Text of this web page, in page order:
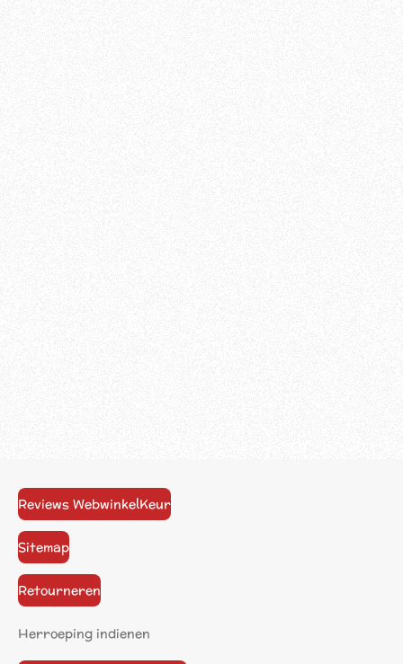
Reviews WebwinkelKeur
Sitemap
Retourneren
Herroeping indienen